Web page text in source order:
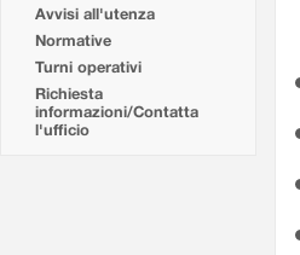
Avvisi all'utenza
Normative
Turni operativi
Richiesta
informazioni/Contatta
l'ufficio